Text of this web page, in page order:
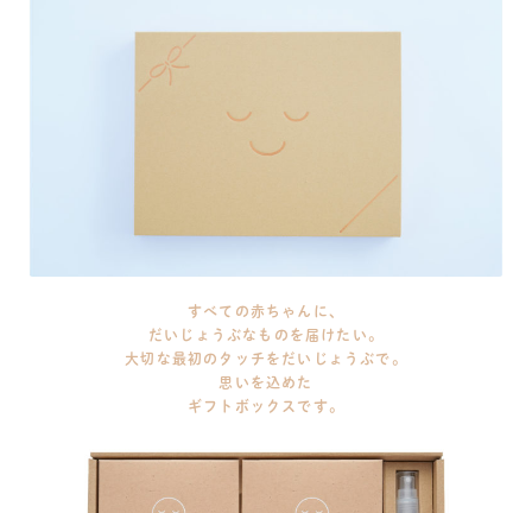
すべての赤ちゃんに、
だいじょうぶなものを届けたい。
大切な最初のタッチをだいじょうぶで。
思いを込めた
ギフトボックスです。